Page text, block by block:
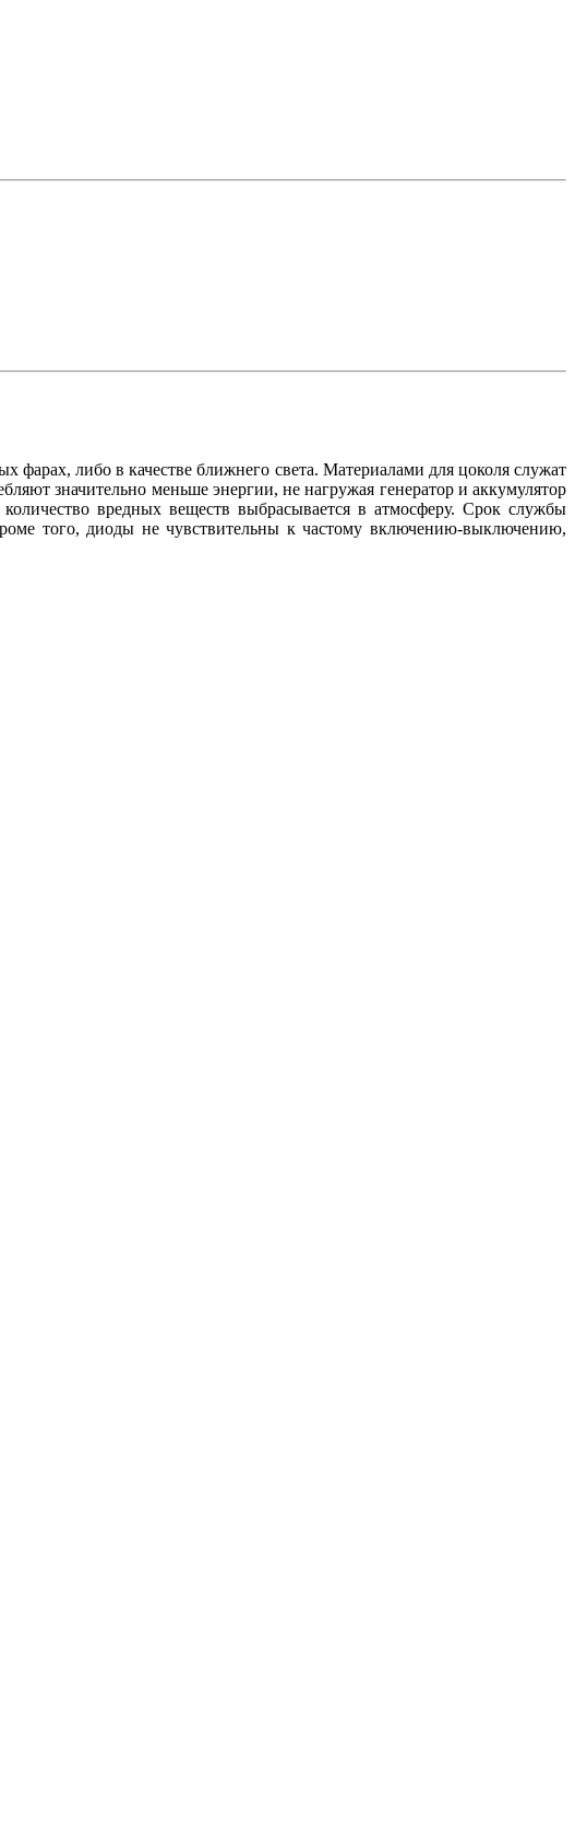
либо в качестве ближнего света. Материалами для цоколя служат
значительно меньше энергии, не нагружая генератор и аккумулятор
вредных веществ выбрасывается в атмосферу. Срок службы
того, диоды не чувствительны к частому включению-выключению,